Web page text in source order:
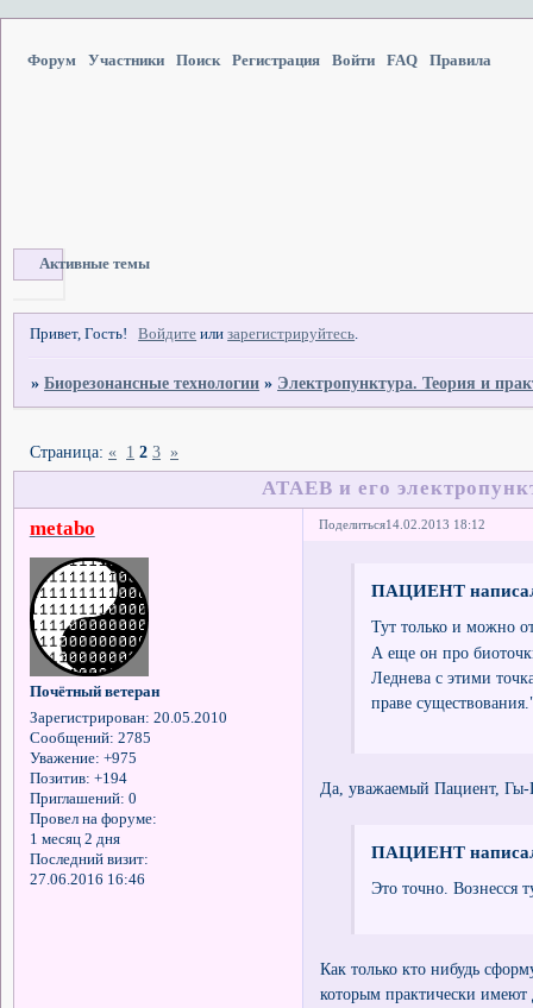
Форум Участники Поиск Регистрация Войти FAQ Правила
Активные темы
Привет, Гость! Войдите илизарегистрируйтесь.
»Биорезонансные технологии » Электропунктура. Теория и
АТАЕВ и его
Страница: « 1 2 3 »
Поделиться14.02.2013 18:12
metabo
Почётный ветеран
Зарегистрирован: 20.05.2010
Сообщений: 2785
Уважение: +975
Позитив: +194
Приглашений: 0
Провел на форуме:
1 месяц 2 дня
Последний визит:
27.06.2016 16:46
ПАЦИЕНТ
Тут только и можно
А еще он про
Леднева с этими
праве
Да, уважаемый Пациент, Гы-
ПАЦИЕНТ
Это точно. Вознесся
Как только кто нибудь
которым практически имеют